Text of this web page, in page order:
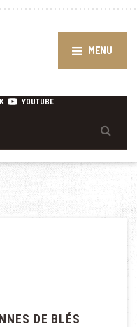
MENU
YOUTUBE
DE BLÉS